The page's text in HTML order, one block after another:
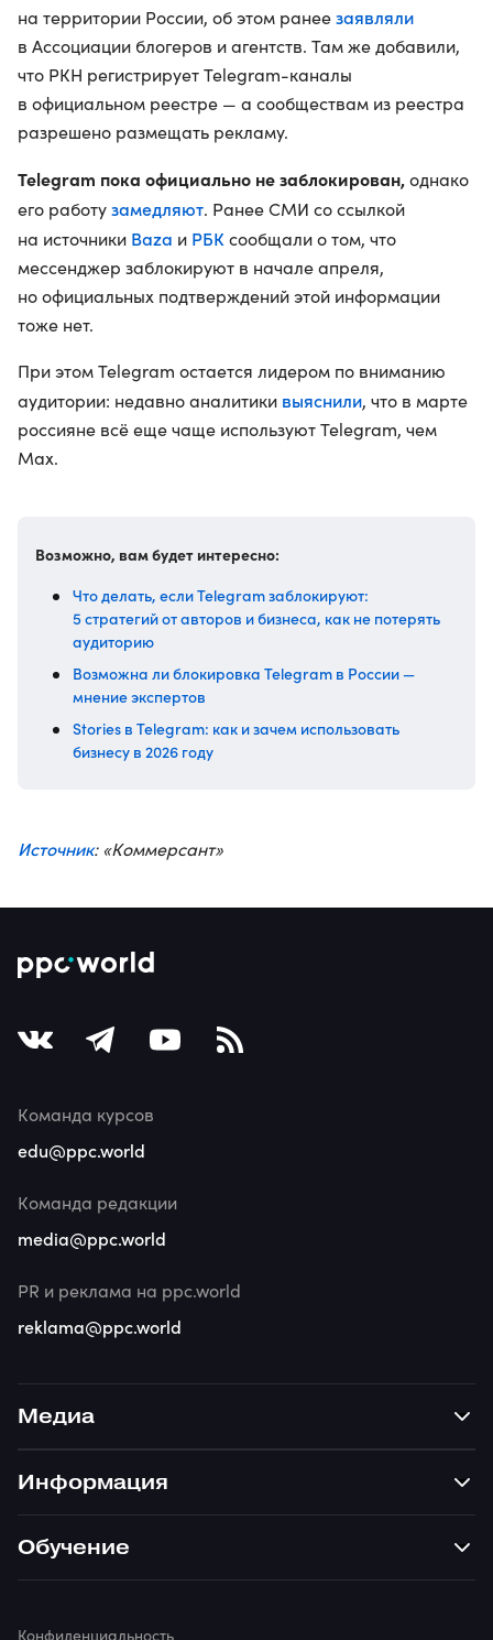
на территории России, об этом ранеезаявляли
в Ассоциации блогеров и агентств. Там же добавили,
что РКН регистрирует Telegram-каналы
в официальном реестре — а сообществам из реестра
разрешено размещать рекламу.
Telegram пока официально не заблокирован,однако
его работузамедляют. Ранее СМИ со ссылкой
на источники Baza и РБК сообщали о том, что
мессенджер заблокируют в начале апреля,
но официальных подтверждений этой информации
тоже нет.
При этом Telegram остается лидером по вниманию
аудитории: недавно аналитики выяснили, что в марте
россияне всё еще чаще используют Telegram, чем
Max.
Возможно, вам будет интересно:
Что делать, если Telegram заблокируют:
5 стратегий от авторов и бизнеса, как не потерять
аудиторию
Возможна ли блокировка Telegram в России —
мнение экспертов
Stories в Telegram: как и зачем использовать
бизнесу в 2026 году
Источник: «Коммерсант»
Медиа
Информация
Обучение
Команда курсов
edu@ppc.world
Команда редакции
media@ppc.world
PR и реклама на ppc.world
reklama@ppc.world
Конфиденциальность